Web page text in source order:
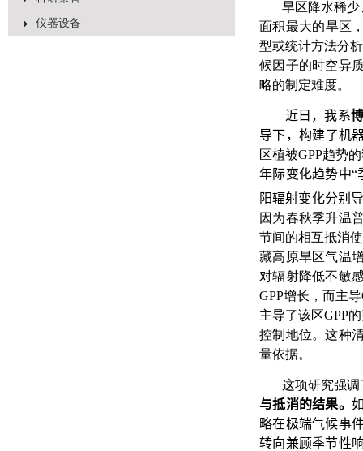
仪器设备
旱区降水稀
面积最大的旱区
型或统计方法分析
候因子的时空异
略的制定难度。
近日，我系
导下，构建了机
区植被GPP趋势
年际变化趋势中“
阳辐射变化分别
因为春秋季升温
节间的相互抵消
藏高原旱区气温
对辐射降低不敏
GPP增长，而主导
主导了该区GPP
控制地位。这种
量依据。
这项研究强
与抵消的结果。
略在极端气候事
转向兼顾季节性